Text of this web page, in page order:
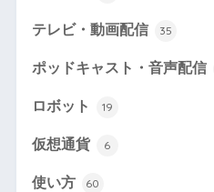
テレビ・動画配信 35
ポッドキャスト・音声配信
ロボット 19
仮想通貨 6
使い方 60